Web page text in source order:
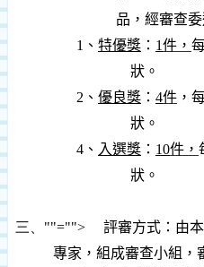
品，經審查
1 、 特優獎 ： 1件，
狀。
2 、 優良獎 ： 4件 ，
狀。
4 、 入選獎 ： 10件，
狀。
三、 ""=""> 評審方式：由
專家，組成審查小組，